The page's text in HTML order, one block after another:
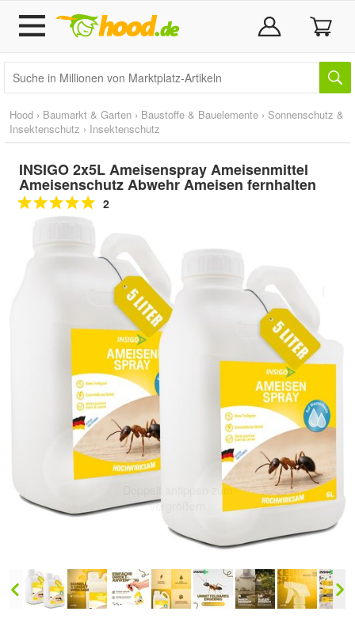
Hood › Baumarkt & Garten › Baustoffe & Bauelemente › Sonnenschutz &
Insektenschutz › Insektenschutz
INSIGO 2x5L Ameisenspray Ameisenmittel
Ameisenschutz Abwehr Ameisen fernhalten
2
Doppelt antippen zum
vergrößern